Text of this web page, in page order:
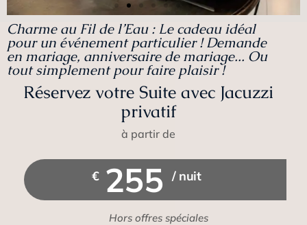
Juste Toi & Moi
Une Suite de 90m2 à partir de
305€/nuit, Jacuzzi + Hammam,
terrasse intimiste, cuisine
équipée
DÉCOUVRIR CETTE
SUITE
Charme au Fil de l’Eau : Le cadeau idéal
pour un événement particulier ! Demande
en mariage, anniversaire de mariage... Ou
tout simplement pour faire plaisir !
Réservez votre Suite avec Jacuzzi
privatif
à partir de
€ 255 / nuit
Hors offres spéciales